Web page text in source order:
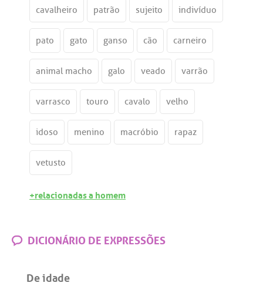
cavalheiro patrão sujeito indivíduo
pato gato ganso cão carneiro
animal macho galo veado varrão
varrasco touro cavalo velho
idoso menino macróbio rapaz
vetusto
+relacionadas a homem
DICIONÁRIO DE EXPRESSÕES
De idade